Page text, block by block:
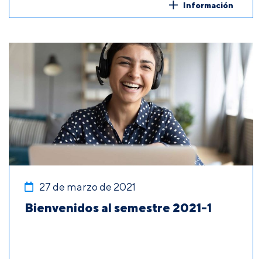
Información
27 de marzo de 2021
Bienvenidos al semestre 2021-1